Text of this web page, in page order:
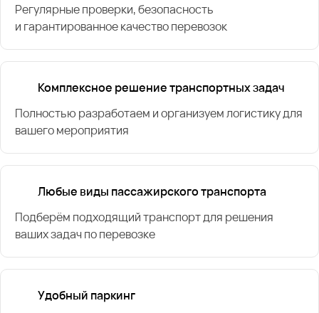
Регулярные проверки, безопасность
и гарантированное качество перевозок
Комплексное решение транспортных задач
Полностью разработаем и организуем логистику для
вашего мероприятия
Любые виды пассажирского транспорта
Подберём подходящий транспорт для решения
ваших задач по перевозке
Удобный паркинг